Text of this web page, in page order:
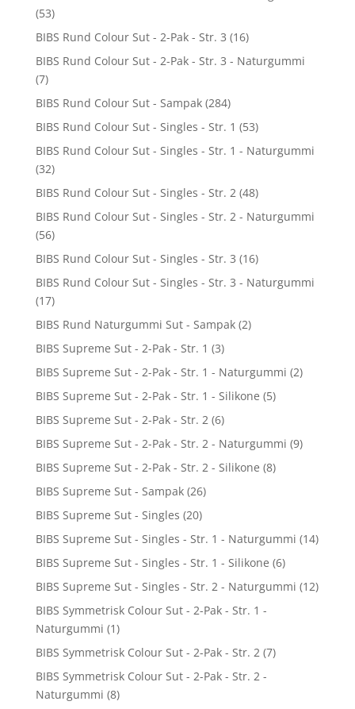
(53)
BIBS Rund Colour Sut - 2-Pak - Str. 3 (16)
BIBS Rund Colour Sut - 2-Pak - Str. 3 - Naturgummi
(7)
BIBS Rund Colour Sut - Sampak (284)
BIBS Rund Colour Sut - Singles - Str. 1 (53)
BIBS Rund Colour Sut - Singles - Str. 1 - Naturgummi
(32)
BIBS Rund Colour Sut - Singles - Str. 2 (48)
BIBS Rund Colour Sut - Singles - Str. 2 - Naturgummi
(56)
BIBS Rund Colour Sut - Singles - Str. 3 (16)
BIBS Rund Colour Sut - Singles - Str. 3 - Naturgummi
(17)
BIBS Rund Naturgummi Sut - Sampak (2)
BIBS Supreme Sut - 2-Pak - Str. 1 (3)
BIBS Supreme Sut - 2-Pak - Str. 1 - Naturgummi (2)
BIBS Supreme Sut - 2-Pak - Str. 1 - Silikone (5)
BIBS Supreme Sut - 2-Pak - Str. 2 (6)
BIBS Supreme Sut - 2-Pak - Str. 2 - Naturgummi (9)
BIBS Supreme Sut - 2-Pak - Str. 2 - Silikone (8)
BIBS Supreme Sut - Sampak (26)
BIBS Supreme Sut - Singles (20)
BIBS Supreme Sut - Singles - Str. 1 - Naturgummi (14)
BIBS Supreme Sut - Singles - Str. 1 - Silikone (6)
BIBS Supreme Sut - Singles - Str. 2 - Naturgummi (12)
BIBS Symmetrisk Colour Sut - 2-Pak - Str. 1 -
Naturgummi (1)
BIBS Symmetrisk Colour Sut - 2-Pak - Str. 2 (7)
BIBS Symmetrisk Colour Sut - 2-Pak - Str. 2 -
Naturgummi (8)